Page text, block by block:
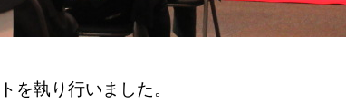
を執り行いました。